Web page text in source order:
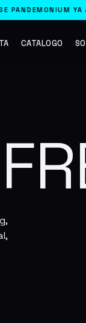
ACTIVO 💳
CATALOGO